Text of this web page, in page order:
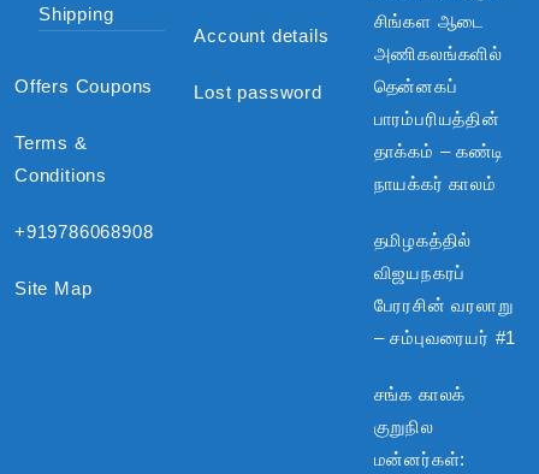
Shipping
Offers Coupons
Terms &
Conditions
+919786068908
Site Map
Account details
Lost password
சிங்கள ஆடை
அணிகலங்களில்
தென்னகப்
பாரம்பரியத்தின்
தாக்கம் – கண்டி
நாயக்கர் காலம்
தமிழகத்தில்
விஜயநகரப்
பேரரசின் வரலாறு
– சம்புவரையர் #1
சங்க காலக்
குறுநில
மன்னர்கள்: